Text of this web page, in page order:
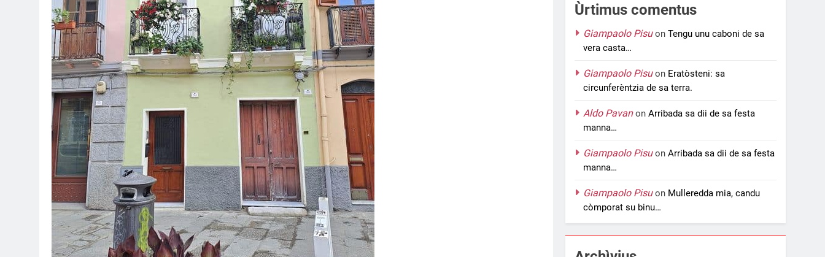
Ùrtimus comentus
Giampaolo PisuonTengu unu caboni de sa
vera casta…
Giampaolo Pisuon Eratòsteni: sa
circunferèntzia de sa terra.
Aldo PavanonArribada sa dii de sa festa
manna…
Giampaolo PisuonArribada sa dii de sa festa
manna…
Giampaolo Pisuon Mulleredda mia, candu
còmporat su binu…